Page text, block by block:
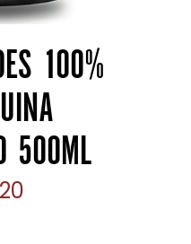
100%
500ML